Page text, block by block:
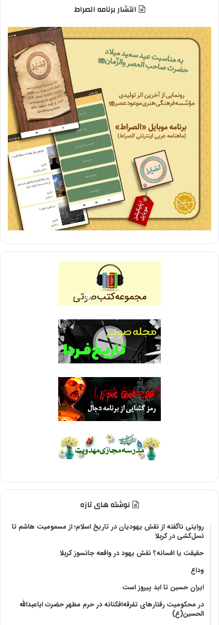
انتشار برنامه الصراط
نوشته های تازه
روایتی ناگفته از نقش یهودیان در تاریخ اسلام؛ از مسمومیت هاشم تا
نسل‌کشی در کربلا
حقیقت یا افسانه؟‌ نقش یهود در واقعه جانسوز کربلا
وداع
ایران حسین تا ابد پیروز است
در محکومیت رفتارهای تفرقه‌افکنانه در حرم مطهر حضرت اباعبدالله
الحسین(ع)